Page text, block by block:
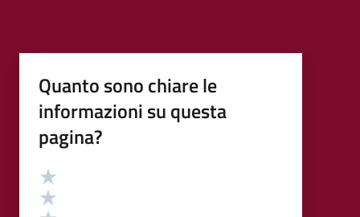
Quanto sono chiare le
informazioni su questa
pagina?
Valutazione